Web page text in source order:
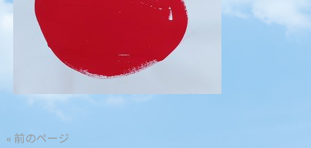
« 前のページ